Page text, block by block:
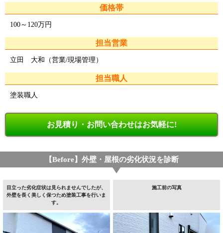
価格帯
100～120万円
担当営業
立田 大和（営業/現場管理）
担当職人
塗装職人
お見積り・お問い合わせはお気軽に!
【Before】外壁・屋根の劣化状況を診断
目立った劣化症状は見られませんでしたが、
外壁を長く美しく保つため塗装工事を行いま
す。
施工前の写真